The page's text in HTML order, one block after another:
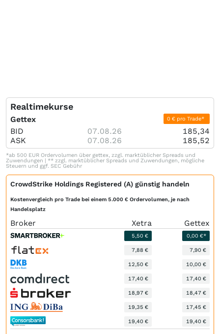
Realtimekurse
Gettex 0 € pro Trade*
BID 07.08.26
185,34
ASK
07.08.26 185,52
*ab 500 EUR Ordervolumen über gettex, zzgl. marktüblicher Spreads und
Zuwendungen | ** zzgl. marktüblicher Spreads und Zuwendungen, mögliche
Steuern und ggf. SEC Gebühr
CrowdStrike Holdings Registered (A) günstig handeln
Kostenvergleich pro Trade bei einem 5.000 € Ordervolumen, je nach
Handelsplatz
Broker Xetra Gettex
5,50 € 0,00 €*
7,88 € 7,90 €
12,50 € 10,00 €
17,40 € 17,40 €
18,97 € 18,47 €
19,35 € 17,45 €
19,40 € 19,40 €